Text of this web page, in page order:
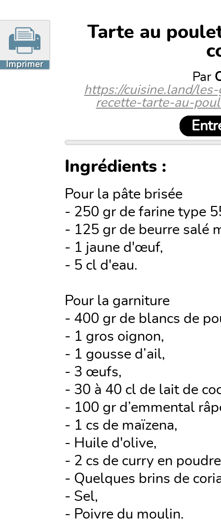
Imprimer
Tarte au
Par
https://cuisine.land/
recette-tarte-au-
Ingrédients :
Pour la pâte brisée
- 250 gr de farine type
- 125 gr de beurre salé
- 1 jaune d'œuf,
- 5 cl d'eau.
Pour la garniture
- 400 gr de blancs de
- 1 gros oignon,
- 1 gousse d’ail,
- 3 œufs,
- 30 à 40 cl de lait de
- 100 gr d’emmental
- 1 cs de maïzena,
- Huile d'olive,
- 2 cs de curry en
- Quelques brins de
- Sel,
- Poivre du moulin.